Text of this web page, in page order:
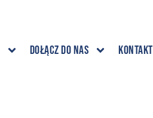
Dołącz do nas Kontakt